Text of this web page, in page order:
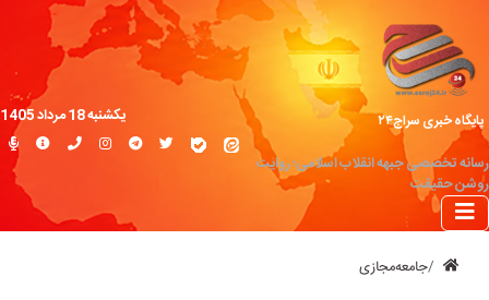
پایگاه خبری سراج۲۴
رسانه تخصصی جبهه انقلاب اسلامی؛ روایت
روشن حقیقت
یکشنبه 18 مرداد 1405
جامعه‌مجازی